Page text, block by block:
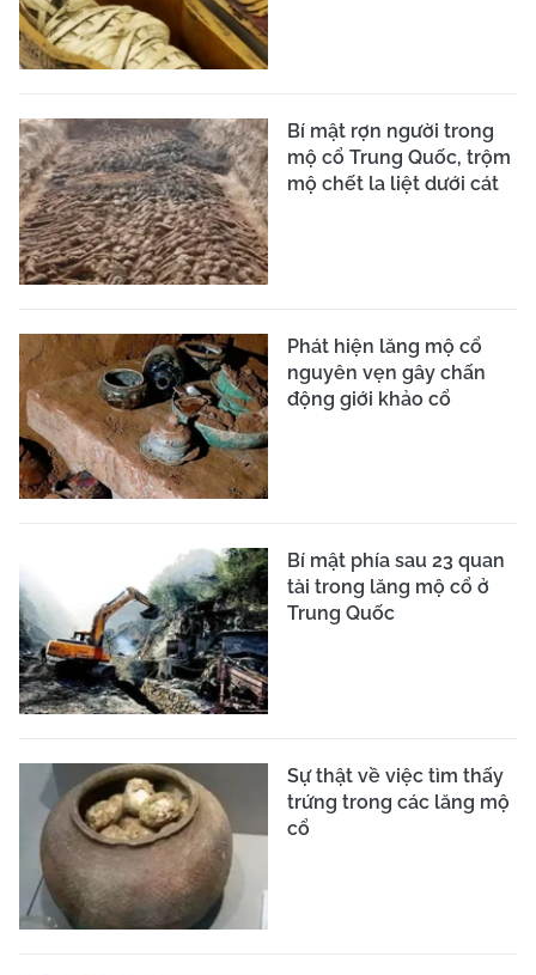
Bí mật rợn người trong
mộ cổ Trung Quốc, trộm
mộ chết la liệt dưới cát
Phát hiện lăng mộ cổ
nguyên vẹn gây chấn
động giới khảo cổ
Bí mật phía sau 23 quan
tài trong lăng mộ cổ ở
Trung Quốc
Sự thật về việc tìm thấy
trứng trong các lăng mộ
cổ